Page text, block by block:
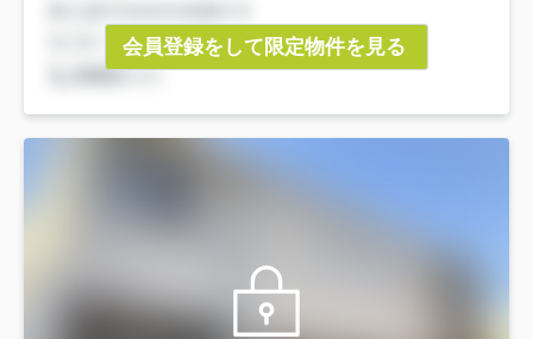
会員登録をして限定物件を見る